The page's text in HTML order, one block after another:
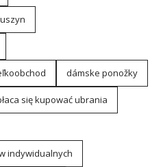
dámske ponožky
się kupować ubrania
indywidualnych